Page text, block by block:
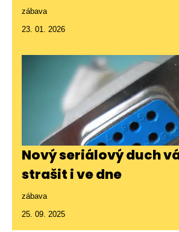
zábava
23. 01. 2026
Nový seriálový duch
strašit i ve dne
zábava
25. 09. 2025